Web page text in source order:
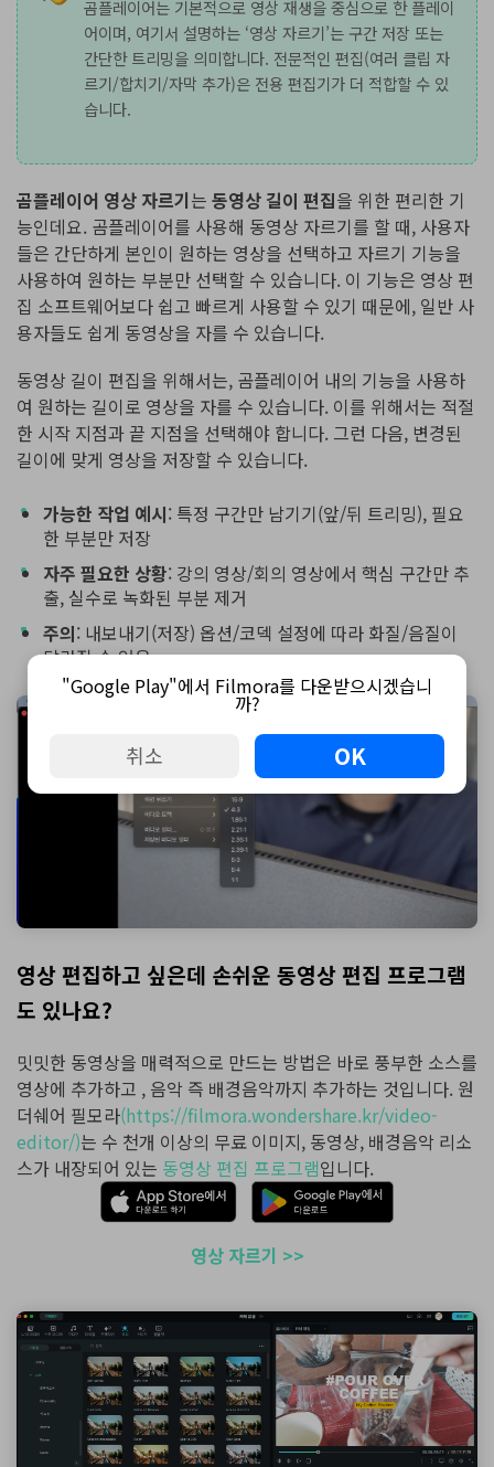
곰플레이어는 기본적으로 영상 재생을 중심으로 한 플레이
어이며, 여기서 설명하는 ‘영상 자르기’는 구간 저장 또는
간단한 트리밍을 의미합니다. 전문적인 편집(여러 클립 자
르기/합치기/자막 추가)은 전용 편집기가 더 적합할 수 있
습니다.
곰플레이어 영상 자르기는 동영상 길이 편집을 위한 편리한 기
능인데요. 곰플레이어를 사용해 동영상 자르기를 할 때, 사용자
들은 간단하게 본인이 원하는 영상을 선택하고 자르기 기능을
사용하여 원하는 부분만 선택할 수 있습니다. 이 기능은 영상 편
집 소프트웨어보다 쉽고 빠르게 사용할 수 있기 때문에, 일반 사
용자들도 쉽게 동영상을 자를 수 있습니다.
동영상 길이 편집을 위해서는, 곰플레이어 내의 기능을 사용하
여 원하는 길이로 영상을 자를 수 있습니다. 이를 위해서는 적절
한 시작 지점과 끝 지점을 선택해야 합니다. 그런 다음, 변경된
길이에 맞게 영상을 저장할 수 있습니다.
가능한 작업 예시: 특정 구간만 남기기(앞/뒤 트리밍), 필요
한 부분만 저장
자주 필요한 상황: 강의 영상/회의 영상에서 핵심 구간만 추
출, 실수로 녹화된 부분 제거
주의: 내보내기(저장) 옵션/코덱 설정에 따라 화질/음질이
달라질 수 있음
영상 편집하고 싶은데 손쉬운 동영상 편집 프로그램
도 있나요?
밋밋한 동영상을 매력적으로 만드는 방법은 바로 풍부한 소스를
영상에 추가하고 , 음악 즉 배경음악까지 추가하는 것입니다. 원
더쉐어 필모라(https://filmora.wondershare.kr/video-
editor/)는 수 천개 이상의 무료 이미지, 동영상, 배경음악 리소
스가 내장되어 있는 동영상 편집 프로그램입니다.
영상 자르기 >>
"Google Play"에서 Filmora를 다운받으시겠습니
까?
취소 OK